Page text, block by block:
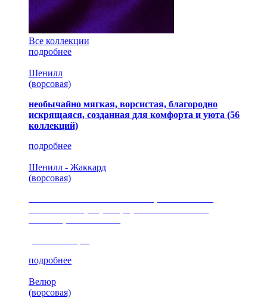
Все коллекции
подробнее
Шенилл
(ворсовая)
необычайно мягкая, ворсистая, благородно
искрящаяся, созданная для комфорта и уюта (56
коллекций)
подробнее
Шенилл - Жаккард
(ворсовая)
подробнее
Велюр
(ворсовая)